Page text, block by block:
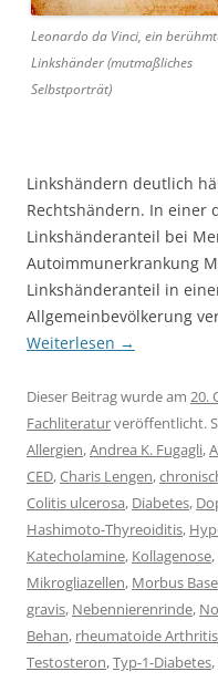
Leonardo da Vinci, ein
Linkshänder (mutmaßliches
Selbstporträt)
Linkshändern deutlich
Rechtshändern. In einer
Linkshänderanteil bei
Autoimmunerkrankung
Linkshänderanteil in
Allgemeinbevölkerung
Weiterlesen →
Dieser Beitrag wurde am 20.
Fachliteraturveröffentlicht.
Allergien,Andrea K. Fugagli,
CED,Charis Lengen,
Colitis ulcerosa, Diabetes,
Hashimoto-Thyreoiditis,
Katecholamine, Kollagenose,
Mikrogliazellen, Morbus
gravis, Nebennierenrinde,
Behan, rheumatoide Arthritis
Testosteron,Typ-1-Diabetes,